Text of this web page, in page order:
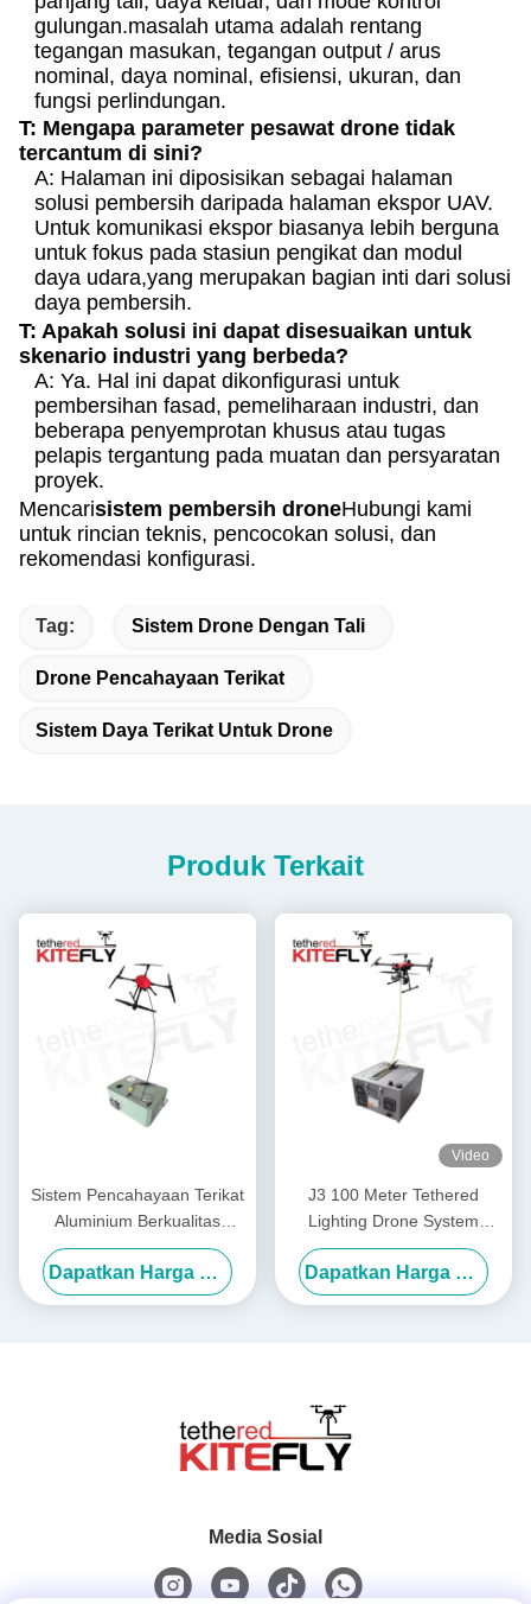
gulungan.masalah utama adalah rentang
tegangan masukan, tegangan output / arus
nominal, daya nominal, efisiensi, ukuran, dan
fungsi perlindungan.
T: Mengapa parameter pesawat drone tidak
tercantum di sini?
A: Halaman ini diposisikan sebagai halaman
solusi pembersih daripada halaman ekspor UAV.
Untuk komunikasi ekspor biasanya lebih berguna
untuk fokus pada stasiun pengikat dan modul
daya udara,yang merupakan bagian inti dari solusi
daya pembersih.
T: Apakah solusi ini dapat disesuaikan untuk
skenario industri yang berbeda?
A: Ya. Hal ini dapat dikonfigurasi untuk
pembersihan fasad, pemeliharaan industri, dan
beberapa penyemprotan khusus atau tugas
pelapis tergantung pada muatan dan persyaratan
proyek.
Mencarisistem pembersih droneHubungi kami
untuk rincian teknis, pencocokan solusi, dan
rekomendasi konfigurasi.
Tag: Sistem Drone Dengan Tali
Drone Pencahayaan Terikat
Sistem Daya Terikat Untuk Drone
Produk Terkait
Sistem Pencahayaan Terikat
Aluminium Berkualitas
Aerospace M40 IP54 Kitefly
Dapatkan Harga Terbaik
Video
J3 100 Meter Tethered
Lighting Drone System
Dengan Beban Maksimal
3kg Kitefly
Dapatkan Harga Terbaik
Media Sosial